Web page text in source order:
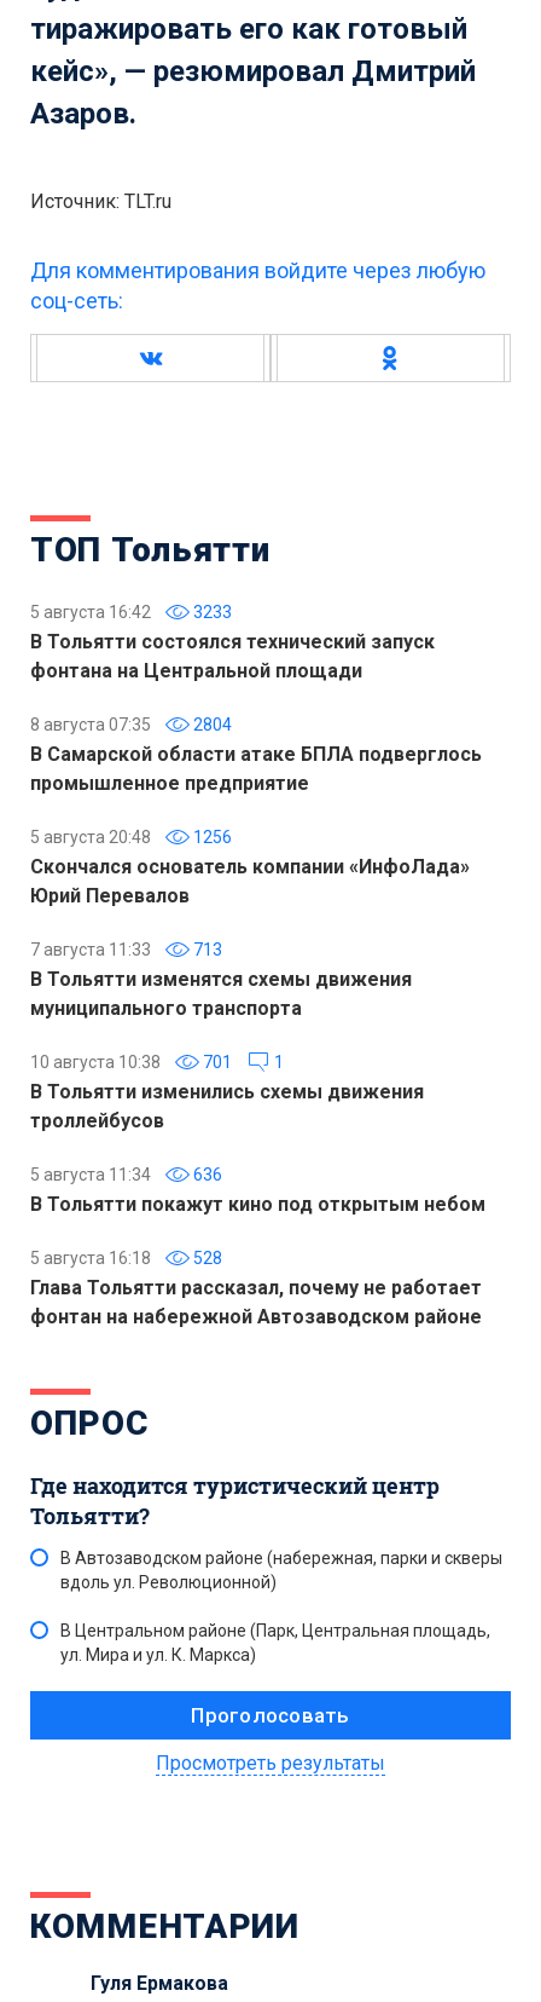
тиражировать его как готовый
кейс», — резюмировал Дмитрий
Азаров.
Источник: TLT.ru
Для комментирования войдите через любую
соц-сеть:
ТОП Тольятти
5 августа 16:42 3233
В Тольятти состоялся технический запуск
фонтана на Центральной площади
8 августа 07:35 2804
В Самарской области атаке БПЛА подверглось
промышленное предприятие
5 августа 20:48 1256
Скончался основатель компании «ИнфоЛада»
Юрий Перевалов
7 августа 11:33 713
В Тольятти изменятся схемы движения
муниципального транспорта
10 августа 10:38 701 1
В Тольятти изменились схемы движения
троллейбусов
5 августа 11:34 636
В Тольятти покажут кино под открытым небом
5 августа 16:18 528
Глава Тольятти рассказал, почему не работает
фонтан на набережной Автозаводском районе
ОПРОС
Где находится туристический центр
Тольятти?
В Автозаводском районе (набережная, парки и скверы
вдоль ул. Революционной)
В Центральном районе (Парк, Центральная площадь,
ул. Мира и ул. К. Маркса)
Просмотреть результаты
КОММЕНТАРИИ
Гуля Ермакова